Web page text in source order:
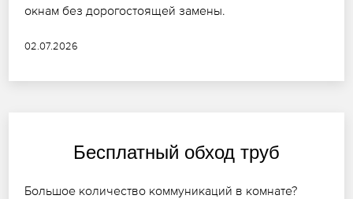
окнам без дорогостоящей замены.
02.07.2026
Бесплатный обход труб
Большое количество коммуникаций в комнате?